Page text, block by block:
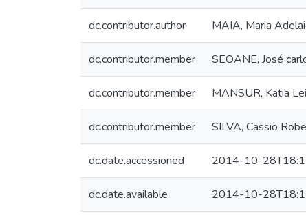
dc.contributor.author MAIA, Maria
dc.contributor.member SEOANE, José
dc.contributor.member MANSUR, Katia
dc.contributor.member SILVA, Cassio
dc.date.accessioned 2014-10-
dc.date.available 2014-10-